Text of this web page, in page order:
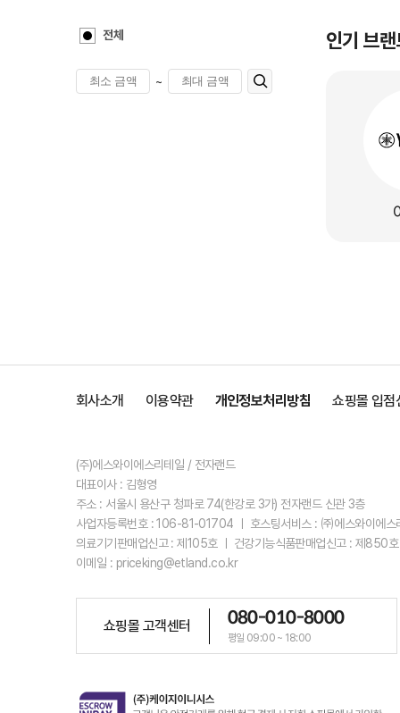
전체
~
인기 브
회사소개 이용약관 개인정보처리방침 쇼핑몰 입점
(주)에스와이에스리테일 / 전자랜드
대표이사 : 김형영
주소 : 서울시 용산구 청파로 74(한강로 3가) 전자랜드 신관 3층
사업자등록번호 : 106-81-01704 ㅣ 호스팅서비스 : ㈜에스와이에
의료기기판매업신고 : 제105호 ㅣ 건강기능식품판매업신고 : 제850
이메일 : priceking@etland.co.kr
쇼핑몰 고객센터 080-010-8000
평일 09:00 ~ 18:00